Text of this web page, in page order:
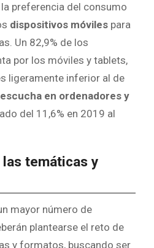
preferencia del consumo
dispositivos móviles para
Un 82,9% de los
por los móviles y tablets,
ligeramente inferior al de
en ordenadores y
del 11,6% en 2019 al
las temáticas y
mayor número de
plantearse el reto de
y formatos, buscando ser